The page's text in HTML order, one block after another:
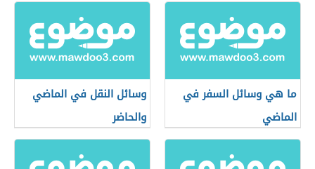
ما هي وسائل السفر في
الماضي
وسائل النقل في الماضي
والحاضر